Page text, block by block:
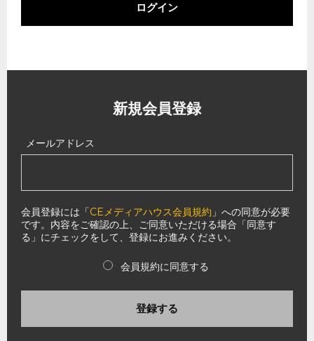
ログイン
新規会員登録
メールアドレス
会員登録には「CEメディアハウス会員規約 」への同意が必要
です。内容をご確認の上、ご同意いただける場合「同意す
る」にチェックをして、登録にお進みください。
会員規約に同意する
登録する